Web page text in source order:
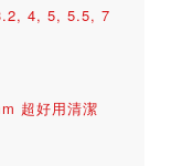
4, 5, 5.5, 7
超好用清潔